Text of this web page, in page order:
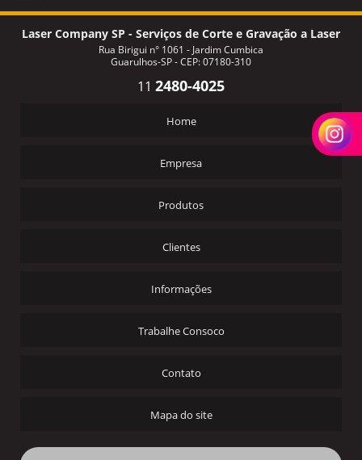
Laser Company SP - Serviços de Corte e Gravação a Laser
Rua Birigui n° 1061 - Jardim Cumbica
Guarulhos-SP - CEP: 07180-310
11 2480-4025
Home
Empresa
Produtos
Clientes
Informações
Trabalhe Consoco
Contato
Mapa do site